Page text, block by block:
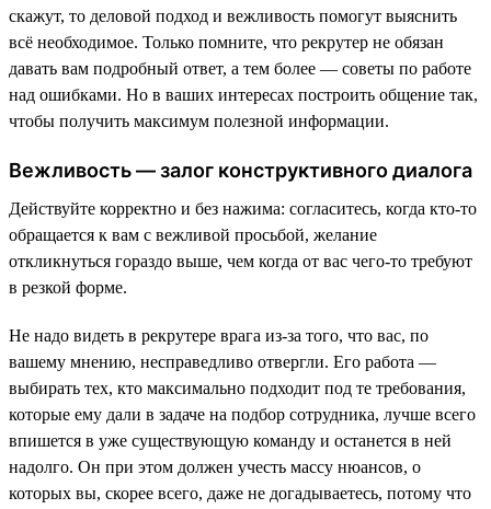
скажут, то деловой подход и вежливость помогут выяснить
всё необходимое. Только помните, что рекрутер не обязан
давать вам подробный ответ, а тем более — советы по работе
над ошибками. Но в ваших интересах построить общение так,
чтобы получить максимум полезной информации.
Вежливость — залог конструктивного диалога
Действуйте корректно и без нажима: согласитесь, когда кто-то
обращается к вам с вежливой просьбой, желание
откликнуться гораздо выше, чем когда от вас чего-то требуют
в резкой форме.
Не надо видеть в рекрутере врага из-за того, что вас, по
вашему мнению, несправедливо отвергли. Его работа —
выбирать тех, кто максимально подходит под те требования,
которые ему дали в задаче на подбор сотрудника, лучше всего
впишется в уже существующую команду и останется в ней
надолго. Он при этом должен учесть массу нюансов, о
которых вы, скорее всего, даже не догадываетесь, потому что